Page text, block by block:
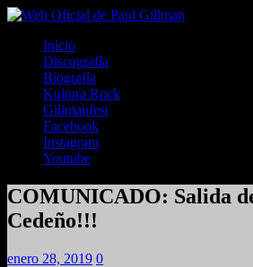
Inicio
Discografía
Biografía
Kultura Rock
Gillmanfest
Facebook
Instagram
Youtube
COMUNICADO: Salida
Cedeño!!!
enero 28, 2019 0